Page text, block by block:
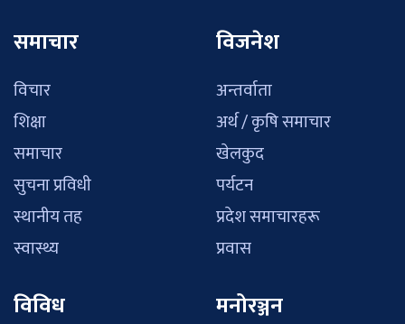
समाचार
विचार
शिक्षा
समाचार
सुचना प्रविधी
स्थानीय तह
स्वास्थ्य
विजनेश
अन्तर्वाता
अर्थ / कृषि समाचार
खेलकुद
पर्यटन
प्रदेश समाचारहरू
प्रवास
विविध मनोरञ्जन